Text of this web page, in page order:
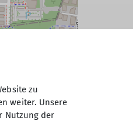
|MapLibre
zu
weiter. Unsere
Nutzung der